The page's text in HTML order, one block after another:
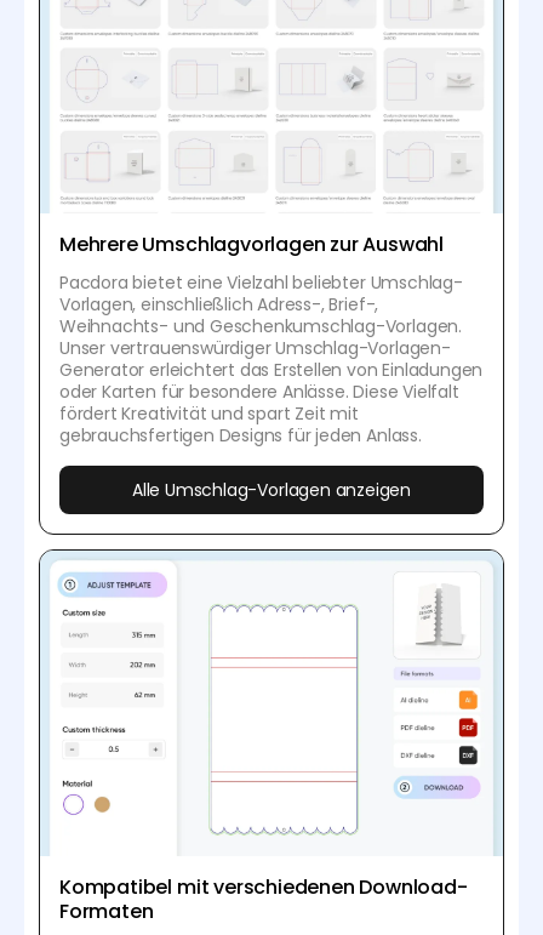
Mehrere Umschlagvorlagen zur Auswahl
Pacdora bietet eine Vielzahl beliebter Umschlag-
Vorlagen, einschließlich Adress-, Brief-,
Weihnachts- und Geschenkumschlag-Vorlagen.
Unser vertrauenswürdiger Umschlag-Vorlagen-
Generator erleichtert das Erstellen von Einladungen
oder Karten für besondere Anlässe. Diese Vielfalt
fördert Kreativität und spart Zeit mit
gebrauchsfertigen Designs für jeden Anlass.
Alle Umschlag-Vorlagen anzeigen
Kompatibel mit verschiedenen Download-
Formaten